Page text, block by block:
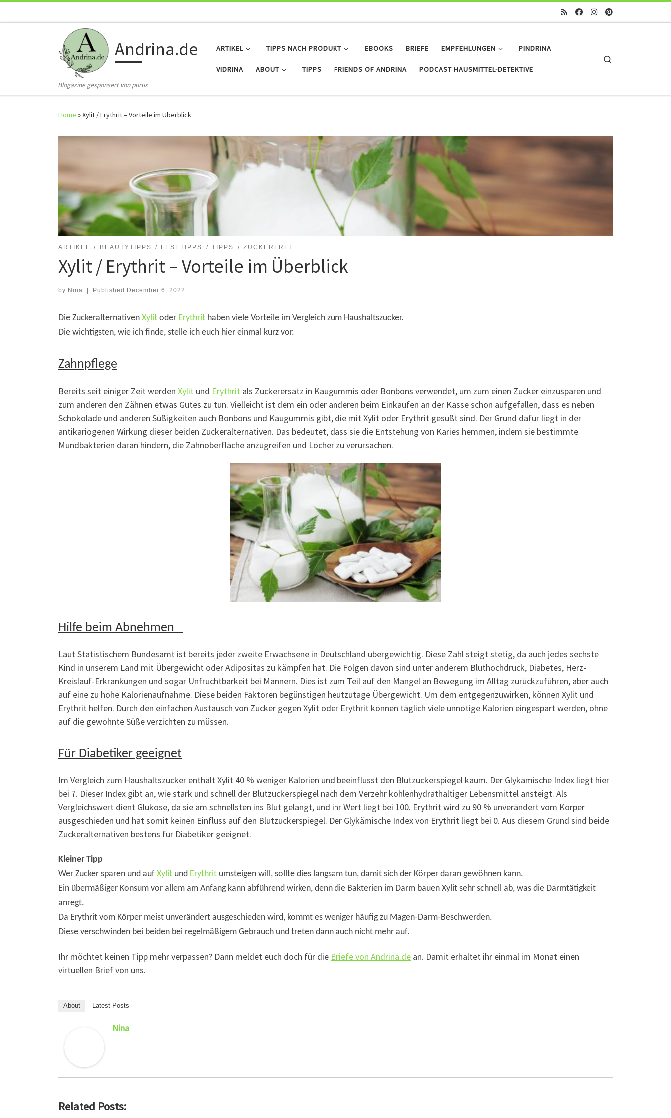
Andrina.de
Blogazine gesponsert von purux
ARTIKEL TIPPS NACH PRODUKT EBOOKS BRIEFE EMPFEHLUNGEN PINDRINA
VIDRINA ABOUT TIPPS FRIENDS OF ANDRINA PODCAST HAUSMITTEL-DETEKTIVE
Home »Xylit / Erythrit – Vorteile im Überblick
ARTIKEL BEAUTYTIPPS LESETIPPS TIPPS ZUCKERFREI
Xylit / Erythrit – Vorteile im Überblick
by Nina Published December 6, 2022
Die Zuckeralternativen Xylit oder Erythrit haben viele Vorteile im Vergleich zum Haushaltszucker.
Die wichtigsten, wie ich finde, stelle ich euch hier einmal kurz vor.
Zahnpflege
Bereits seit einiger Zeit werden Xylit und Erythrit als Zuckerersatz in Kaugummis oder Bonbons verwendet, um zum einen Zucker einzusparen und
zum anderen den Zähnen etwas Gutes zu tun. Vielleicht ist dem ein oder anderen beim Einkaufen an der Kasse schon aufgefallen, dass es neben
Schokolade und anderen Süßigkeiten auch Bonbons und Kaugummis gibt, die mit Xylit oder Erythrit gesüßt sind. Der Grund dafür liegt in der
antikariogenen Wirkung dieser beiden Zuckeralternativen. Das bedeutet, dass sie die Entstehung von Karies hemmen, indem sie bestimmte
Mundbakterien daran hindern, die Zahnoberfläche anzugreifen und Löcher zu verursachen.
Hilfe beim Abnehmen
Laut Statistischem Bundesamt ist bereits jeder zweite Erwachsene in Deutschland übergewichtig. Diese Zahl steigt stetig, da auch jedes sechste
Kind in unserem Land mit Übergewicht oder Adipositas zu kämpfen hat. Die Folgen davon sind unter anderem Bluthochdruck, Diabetes, Herz-
Kreislauf-Erkrankungen und sogar Unfruchtbarkeit bei Männern. Dies ist zum Teil auf den Mangel an Bewegung im Alltag zurückzuführen, aber auch
auf eine zu hohe Kalorienaufnahme. Diese beiden Faktoren begünstigen heutzutage Übergewicht. Um dem entgegenzuwirken, können Xylit und
Erythrit helfen. Durch den einfachen Austausch von Zucker gegen Xylit oder Erythrit können täglich viele unnötige Kalorien eingespart werden, ohne
auf die gewohnte Süße verzichten zu müssen.
Für Diabetiker geeignet
Im Vergleich zum Haushaltszucker enthält Xylit 40 % weniger Kalorien und beeinflusst den Blutzuckerspiegel kaum. Der Glykämische Index liegt hier
bei 7. Dieser Index gibt an, wie stark und schnell der Blutzuckerspiegel nach dem Verzehr kohlenhydrathaltiger Lebensmittel ansteigt. Als
Vergleichswert dient Glukose, da sie am schnellsten ins Blut gelangt, und ihr Wert liegt bei 100. Erythrit wird zu 90 % unverändert vom Körper
ausgeschieden und hat somit keinen Einfluss auf den Blutzuckerspiegel. Der Glykämische Index von Erythrit liegt bei 0. Aus diesem Grund sind beide
Zuckeralternativen bestens für Diabetiker geeignet.
Kleiner Tipp
Wer Zucker sparen und auf Xylit und Erythrit umsteigen will, sollte dies langsam tun, damit sich der Körper daran gewöhnen kann.
Ein übermäßiger Konsum vor allem am Anfang kann abführend wirken, denn die Bakterien im Darm bauen Xylit sehr schnell ab, was die Darmtätigkeit
anregt.
Da Erythrit vom Körper meist unverändert ausgeschieden wird, kommt es weniger häufig zu Magen-Darm-Beschwerden.
Diese verschwinden bei beiden bei regelmäßigem Gebrauch und treten dann auch nicht mehr auf.
Ihr möchtet keinen Tipp mehr verpassen? Dann meldet euch doch für die Briefe von Andrina.de an. Damit erhaltet ihr einmal im Monat einen
virtuellen Brief von uns.
About Latest Posts
Nina
Related Posts: